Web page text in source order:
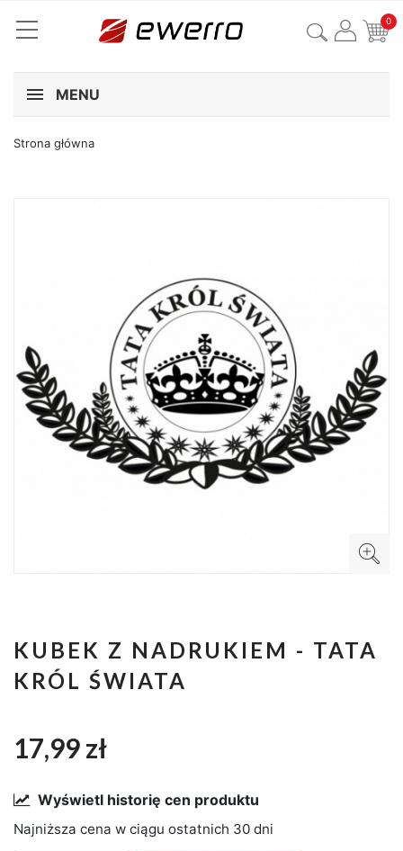
0
MENU
Strona główna
KUBEK Z NADRUKIEM - TATA
KRÓL ŚWIATA
17,99 zł
Wyświetl historię cen produktu
Najniższa cena w ciągu ostatnich 30 dni